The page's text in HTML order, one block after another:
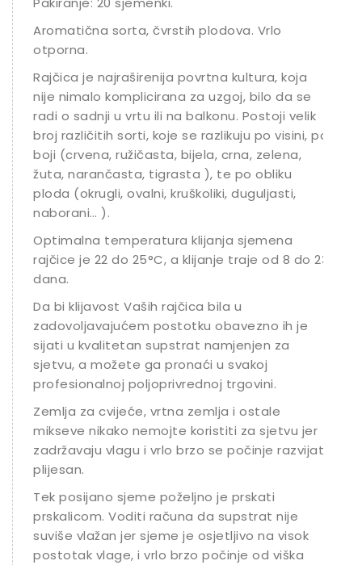
Aromatična sorta, čvrstih plodova. Vrlo
otporna.
Rajčica je najraširenija povrtna kultura, koja
nije nimalo komplicirana za uzgoj, bilo da se
radi o sadnji u vrtu ili na balkonu. Postoji velik
broj različitih sorti, koje se razlikuju po visini, po
boji (crvena, ružičasta, bijela, crna, zelena,
žuta, narančasta, tigrasta ), te po obliku
ploda (okrugli, ovalni, kruškoliki, duguljasti,
naborani… ).
Optimalna temperatura klijanja sjemena
rajčice je 22 do 25°C, a klijanje traje od 8 do 23
dana.
Da bi klijavost Vaših rajčica bila u
zadovoljavajućem postotku obavezno ih je
sijati u kvalitetan supstrat namjenjen za
sjetvu, a možete ga pronaći u svakoj
profesionalnoj poljoprivrednoj trgovini.
Zemlja za cvijeće, vrtna zemlja i ostale
mikseve nikako nemojte koristiti za sjetvu jer
zadržavaju vlagu i vrlo brzo se počinje razvijati
plijesan.
Tek posijano sjeme poželjno je prskati
prskalicom. Voditi računa da supstrat nije
suviše vlažan jer sjeme je osjetljivo na visok
postotak vlage, i vrlo brzo počinje od viška